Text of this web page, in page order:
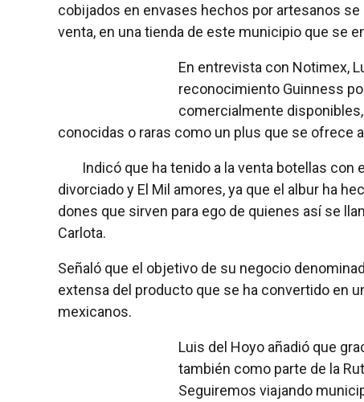
cobijados en envases hechos por artesanos
venta, en una tienda de este municipio que se
En entrevista con Notimex,
reconocimiento Guinness
comercialmente
conocidas o raras como un plus que se
Indicó que ha tenido a la venta botellas con
divorciado y El Mil amores, ya que el albur ha
dones que sirven para ego de quienes así se
Carlota.
Señaló que el objetivo de su negocio
extensa del producto que se ha convertido en
mexicanos.
Luis del Hoyo añadió que
también como parte de la
Seguiremos viajando